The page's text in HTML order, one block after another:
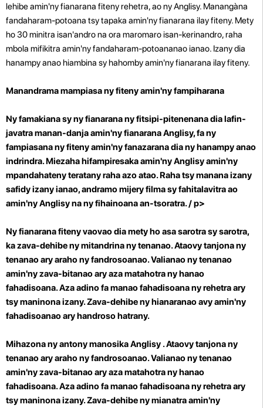
lehibe amin'ny fianarana fiteny rehetra, ao ny Anglisy. Manangàna
fandaharam-potoana tsy tapaka amin'ny fianarana ilay fiteny. Mety
ho 30 minitra isan'andro na ora maromaro isan-kerinandro, raha
mbola mifikitra amin'ny fandaharam-potoananao ianao. Izany dia
hanampy anao hiambina sy hahomby amin'ny fianarana ilay fiteny.
Manandrama mampiasa ny fiteny amin'ny fampiharana
Ny famakiana sy ny fianarana ny fitsipi-pitenenana dia lafin-
javatra manan-danja amin'ny fianarana Anglisy, fa ny
fampiasana ny fiteny amin'ny fanazarana dia ny hanampy anao
indrindra. Miezaha hifampiresaka amin'ny Anglisy amin'ny
mpandahateny teratany raha azo atao. Raha tsy manana izany
safidy izany ianao, andramo mijery filma sy fahitalavitra ao
amin'ny Anglisy na ny fihainoana an-tsoratra./ p>
Ny fianarana fiteny vaovao dia mety ho asa sarotra sy sarotra,
ka zava-dehibe ny mitandrina ny tenanao. Ataovy tanjona ny
tenanao ary araho ny fandrosoanao. Valianao ny tenanao
amin'ny zava-bitanao ary aza matahotra ny hanao
fahadisoana. Aza adino fa manao fahadisoana ny rehetra ary
tsy maninona izany. Zava-dehibe ny hianaranao avy amin'ny
fahadisoanao ary handroso hatrany.
Mihazona ny antony manosika Anglisy . Ataovy tanjona ny
tenanao ary araho ny fandrosoanao. Valianao ny tenanao
amin'ny zava-bitanao ary aza matahotra ny hanao
fahadisoana. Aza adino fa manao fahadisoana ny rehetra ary
tsy maninona izany. Zava-dehibe ny mianatra amin'ny